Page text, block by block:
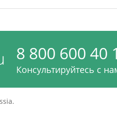
8 800 600 40
Консультируйтесь с